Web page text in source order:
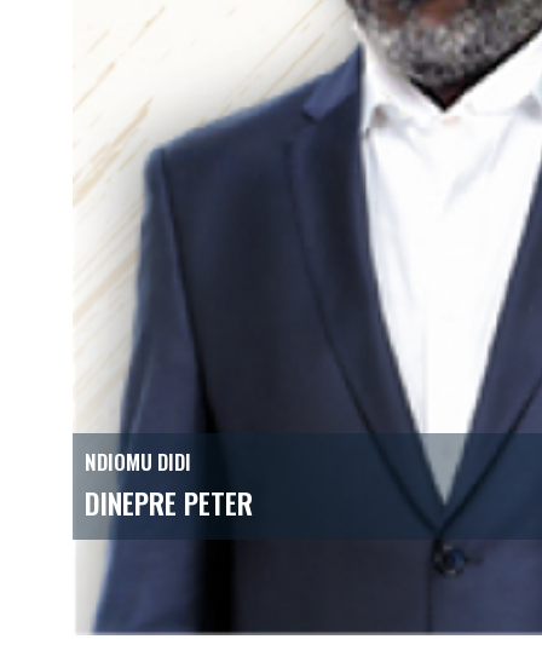
NDIOMU DIDI
DINEPRE PETER